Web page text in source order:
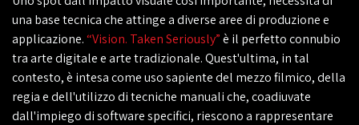
una base tecnica che attinge a diverse aree di produzione e
applicazione.“Vision. Taken Seriously”è il perfetto connubio
tra arte digitale e arte tradizionale. Quest'ultima, in tal
contesto, è intesa come uso sapiente del mezzo filmico, della
regia e dell'utilizzo di tecniche manuali che, coadiuvate
dall'impiego di software specifici, riescono a rappresentare